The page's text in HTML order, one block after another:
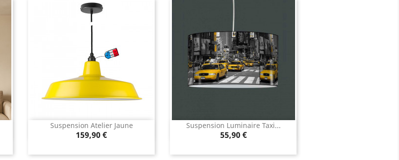
Suspension Atelier Jaune
Prix
159,90 €
Aperçu rapide Suspension Luminaire Taxi...
Prix
55,90 €
Aperçu rapide